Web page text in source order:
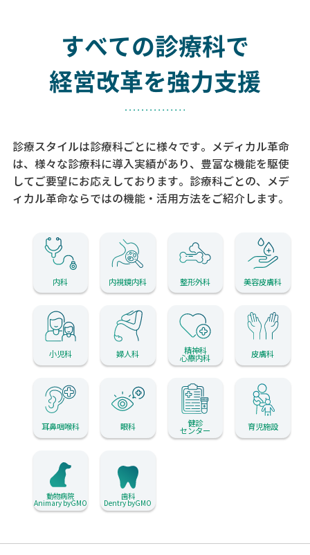
すべての診療科で
経営改革を強力支援
診療スタイルは診療科ごとに様々です。メディカル革命
は、様々な診療科に導入実績があり、 豊富な機能を駆使
してご要望にお応えしております。 診療科ごとの、メデ
ィカル革命ならではの機能・活用方法をご紹介します。
内科 内視鏡内科 整形外科 美容皮膚科
小児科 婦人科 精神科
心療内科 皮膚科
耳鼻咽喉科 眼科 健診
センター 育児施設
動物病院
Animary byGMO
歯科
Dentry byGMO